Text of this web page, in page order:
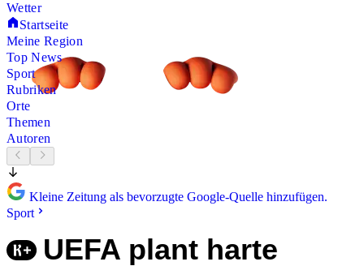
Wetter
Startseite
Meine Region
Top News
Sport
Rubriken
Orte
Themen
Autoren
Kleine Zeitung als bevorzugte Google-Quelle hinzufügen.
Sport
UEFA plant harte